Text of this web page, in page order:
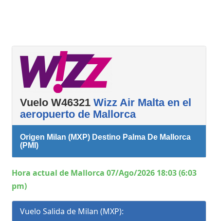
Vuelo W46321 Wizz Air Malta en el
aeropuerto de Mallorca
Origen Milan (MXP) Destino Palma De Mallorca
(PMI)
Hora actual de Mallorca 07/Ago/2026 18:03 (6:03
pm)
Vuelo Salida de Milan (MXP):